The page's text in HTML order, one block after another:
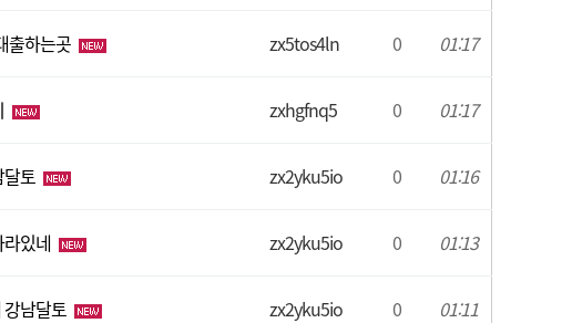
출하는곳 zx5tos4ln 0 01:17
zxhgfnq5 0 01:17
토 zx2yku5io 0 01:16
있네 zx2yku5io 0 01:13
남달토 zx2yku5io 0 01:11